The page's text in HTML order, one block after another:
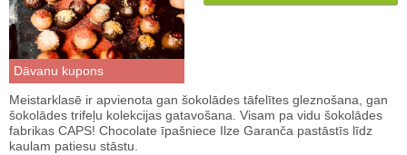
Dāvanu kupons
Meistarklasē ir apvienota gan šokolādes tāfelītes gleznošana, gan
šokolādes trifeļu kolekcijas gatavošana. Visam pa vidu šokolādes
fabrikas CAPS! Chocolate īpašniece Ilze Garanča pastāstīs līdz
kaulam patiesu stāstu.